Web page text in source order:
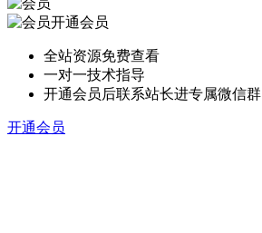
开通会员
全站资源免费查看
一对一技术指导
开通会员后联系站长进专属微信群
开通会员